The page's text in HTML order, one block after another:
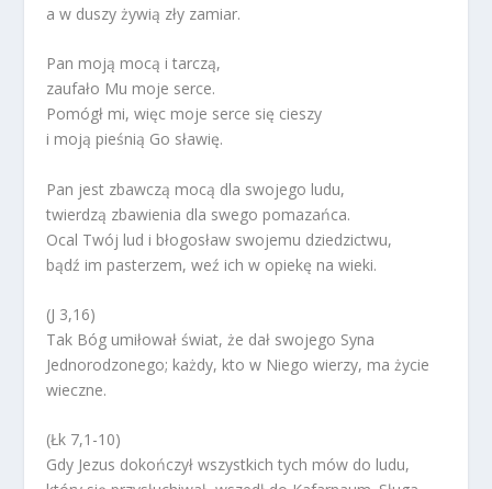
a w duszy żywią zły zamiar.
Pan moją mocą i tarczą,
zaufało Mu moje serce.
Pomógł mi, więc moje serce się cieszy
i moją pieśnią Go sławię.
Pan jest zbawczą mocą dla swojego ludu,
twierdzą zbawienia dla swego pomazańca.
Ocal Twój lud i błogosław swojemu dziedzictwu,
bądź im pasterzem, weź ich w opiekę na wieki.
(J 3,16)
Tak Bóg umiłował świat, że dał swojego Syna
Jednorodzonego; każdy, kto w Niego wierzy, ma życie
wieczne.
(Łk 7,1-10)
Gdy Jezus dokończył wszystkich tych mów do ludu,